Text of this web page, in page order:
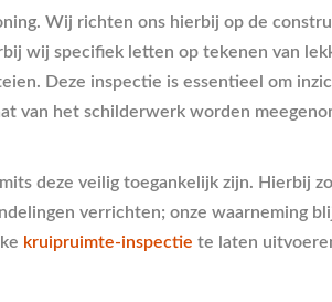
Wij richten ons hierbij op de
wij specifiek letten op tekenen van
Deze inspectie is essentieel om
van het schilderwerk worden
deze veilig toegankelijk zijn. Hierbij
verrichten; onze waarneming
kruipruimte-inspectie te laten